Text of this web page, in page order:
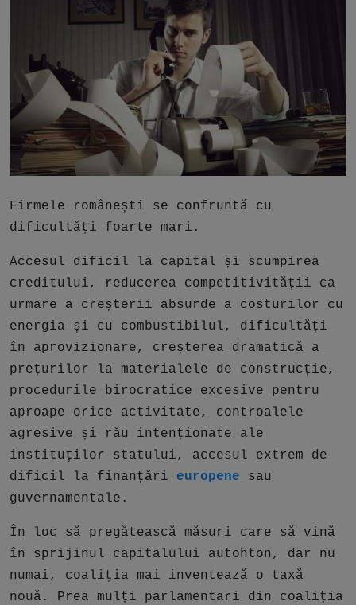
Ai Data Use Policy
Muzica
Free Script
Ai RoadMap
Podcast
Firmele românești se confruntă cu
dificultăți foarte mari.
Accesul dificil la capital și scumpirea
creditului, reducerea competitivității ca
urmare a creșterii absurde a costurilor cu
energia și cu combustibilul, dificultăți
în aprovizionare, creșterea dramatică a
prețurilor la materialele de construcție,
procedurile birocratice excesive pentru
aproape orice activitate, controalele
agresive și rău intenționate ale
instituților statului, accesul extrem de
dificil la finanțări europene sau
guvernamentale.
În loc să pregătească măsuri care să vină
în sprijinul capitalului autohton, dar nu
numai, coaliția mai inventează o taxă
nouă. Prea mulți parlamentari din coaliția